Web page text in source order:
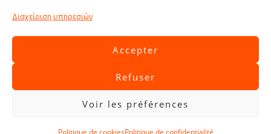
Διαχείριση υπηρεσιών
Accepter
Refuser
Voir les préférences
Politique de cookiesPolitique de confidentialité
Mentions légales
Politique de confidentialité